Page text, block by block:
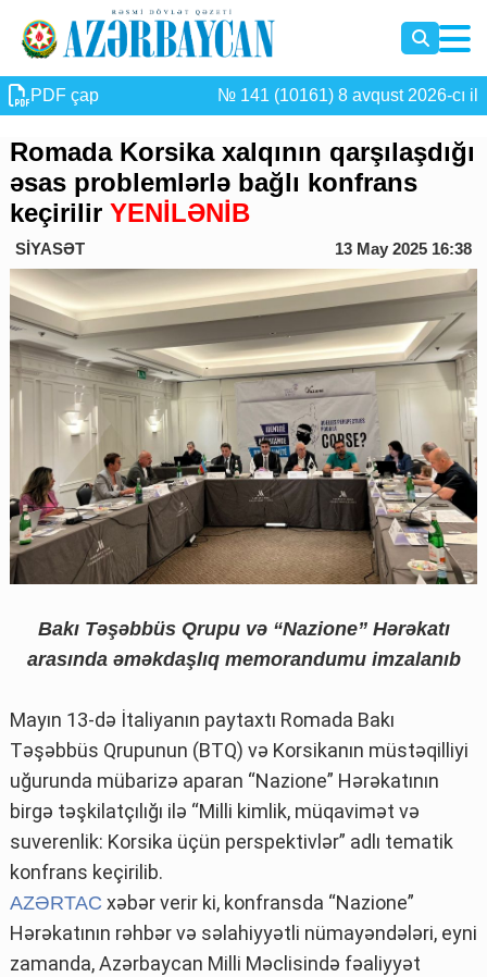
PDF çap № 141 (10161) 8 avqust 2026-cı il
Romada Korsika xalqının qarşılaşdığı
əsas problemlərlə bağlı konfrans
keçirilir YENİLƏNİB
SİYASƏT 13 May 2025 16:38
Bakı Təşəbbüs Qrupu və “Nazione” Hərəkatı
arasında əməkdaşlıq memorandumu imzalanıb
Mayın 13-də İtaliyanın paytaxtı Romada Bakı
Təşəbbüs Qrupunun (BTQ) və Korsikanın müstəqilliyi
uğurunda mübarizə aparan “Nazione” Hərəkatının
birgə təşkilatçılığı ilə “Milli kimlik, müqavimət və
suverenlik: Korsika üçün perspektivlər” adlı tematik
konfrans keçirilib.
AZƏRTAC xəbər verir ki, konfransda “Nazione”
Hərəkatının rəhbər və səlahiyyətli nümayəndələri, eyni
zamanda, Azərbaycan Milli Məclisində fəaliyyət